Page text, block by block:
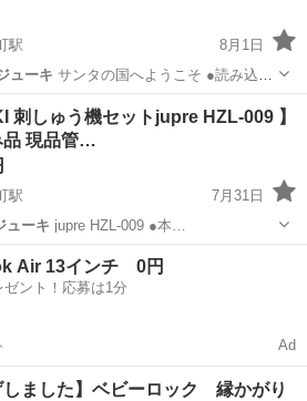
駅
8月1日
ューキ サンタの国へようこそ ●読み込
生活家電 HZL
刺しゅう機セットjupre HZL-009 】
品 現品管…
駅
7月31日
ューキ jupre HZL-009 ●本…
生活家電 HZL
Air 13インチ 0円
ント！応募は1分
Ad
しました】ベビーロック 縁かがり